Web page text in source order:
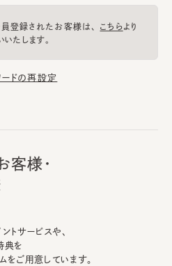
登録されたお客様は、 こちらより
たします。
ードの再設定
客様・
トサービスや、
典を
をご用意しています。